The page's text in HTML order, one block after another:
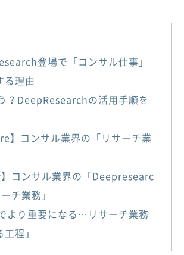
登場で「コンサル仕事」
る理由
？DeepResearchの活用手順を
】コンサル業界の「リサーチ業
】コンサル業界の「Deepresearc
チ業務」
より重要になる…リサーチ業務
程」